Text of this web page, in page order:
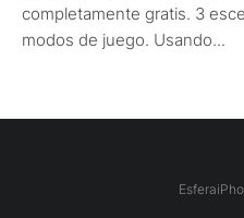
completamente gratis. 3
modos de juego. Usando...